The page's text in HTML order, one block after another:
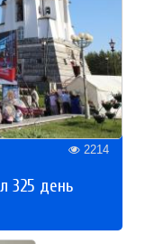
2214
325 день